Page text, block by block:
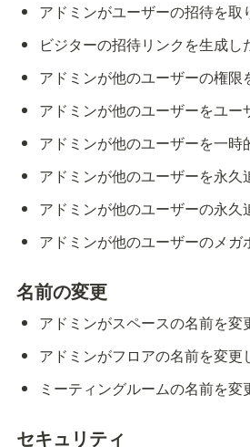
アドミンがユーザーの招待を取
ビジターの招待リンクを生成し
アドミンが他のユーザーの権限
アドミンが他のユーザーをユー
アドミンが他のユーザーを一時
アドミンが他のユーザーを永久
アドミンが他のユーザーの永久
アドミンが他のユーザーのメガ
名前の変更
アドミンがスペースの名前を変
アドミンがフロアの名前を変更
ミーティングルームの名前を変
セキュリティ